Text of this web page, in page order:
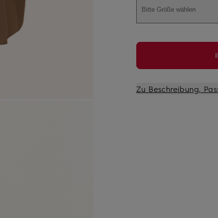
Bitte Größe wählen
Zu Beschreibung,